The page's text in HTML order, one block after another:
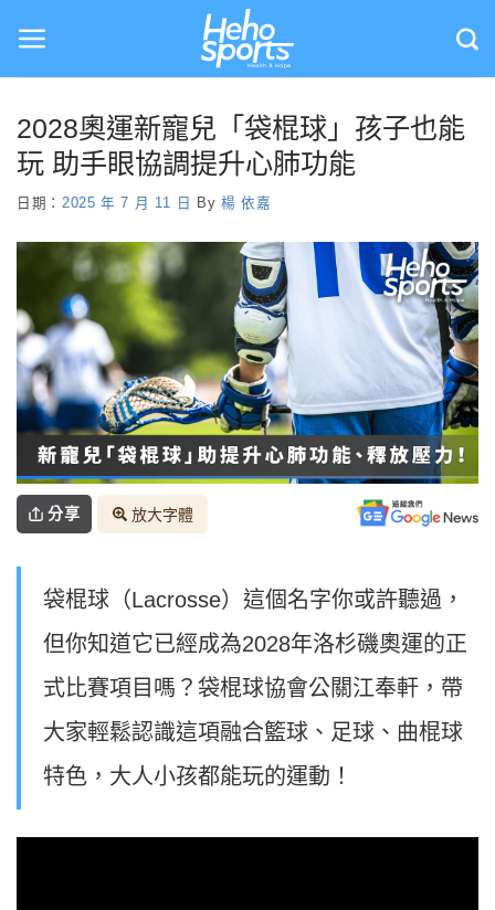
content
2028奧運新寵兒「袋棍球」孩子也能
玩 助手眼協調提升心肺功能
日期： 2025 年 7 月 11 日 By 楊 依嘉
分享 放大字體
袋棍球（Lacrosse）這個名字你或許聽過，
但你知道它已經成為2028年洛杉磯奧運的正
式比賽項目嗎？袋棍球協會公關江奉軒，帶
大家輕鬆認識這項融合籃球、足球、曲棍球
特色，大人小孩都能玩的運動！